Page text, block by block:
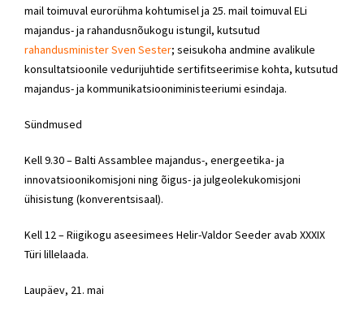
mail toimuval eurorühma kohtumisel ja 25. mail toimuval ELi
majandus- ja rahandusnõukogu istungil, kutsutud
rahandusminister Sven Sester; seisukoha andmine avalikule
konsultatsioonile vedurijuhtide sertifitseerimise kohta, kutsutud
majandus- ja kommunikatsiooniministeeriumi esindaja.
Sündmused
Kell 9.30 – Balti Assamblee majandus-, energeetika- ja
innovatsioonikomisjoni ning õigus- ja julgeolekukomisjoni
ühisistung (konverentsisaal).
Kell 12 – Riigikogu aseesimees Helir-Valdor Seeder avab XXXIX
Türi lillelaada.
Laupäev, 21. mai